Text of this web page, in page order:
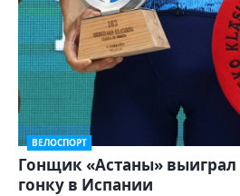
ВЕЛОСПОРТ
Гонщик «Астаны»
гонку в Испании